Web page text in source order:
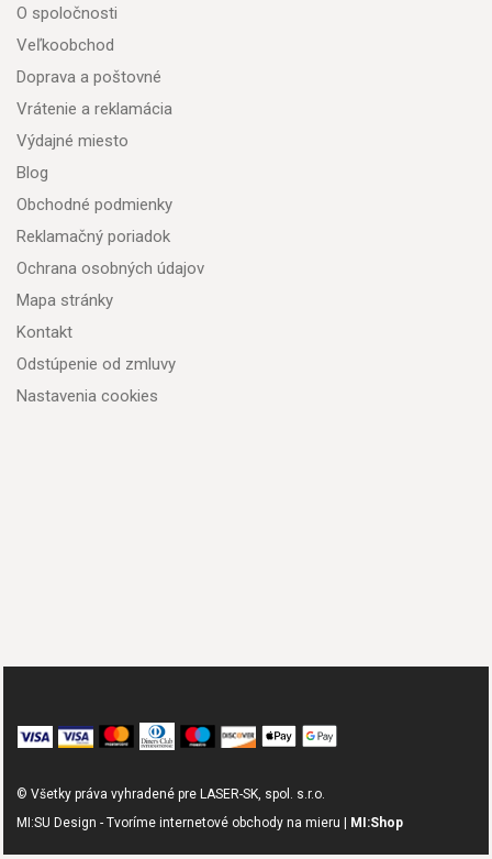
O spoločnosti
Veľkoobchod
Doprava a poštovné
Vrátenie a reklamácia
Výdajné miesto
Blog
Obchodné podmienky
Reklamačný poriadok
Ochrana osobných údajov
Mapa stránky
Kontakt
Odstúpenie od zmluvy
Nastavenia cookies
© Všetky práva vyhradené pre LASER-SK, spol. s.r.o.
MI:SU Design - Tvoríme internetové obchody na mieru |
MI:Shop